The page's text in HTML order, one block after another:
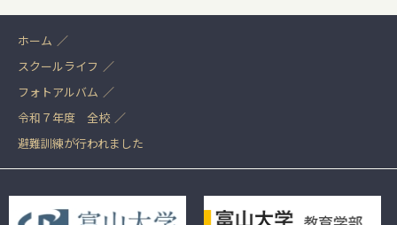
ホーム
スクールライフ
フォトアルバム
令和７年度 全校
避難訓練が行われました